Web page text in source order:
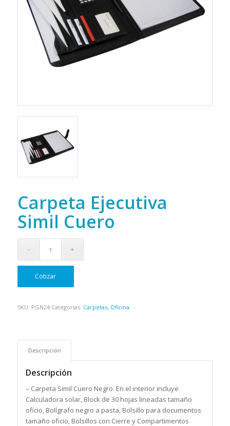
Carpeta Ejecutiva
Simil Cuero
Cotizar
SKU: PGN24 Categorías: Carpetas, Oficina
Descripción
Descripción
– Carpeta Simil Cuero Negro. En el interior incluye
Calculadora solar, Block de 30 hojas lineadas tamaño
oficio, Bolígrafo negro a pasta, Bolsillo para documentos
tamaño oficio, Bolsillos con Cierre y Compartimentos